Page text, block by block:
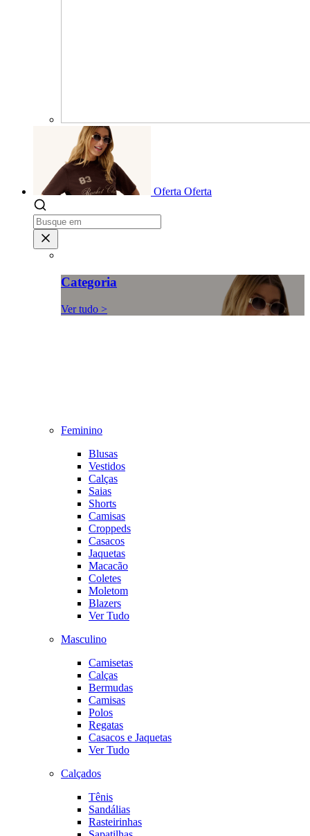
Oferta Oferta
Categoria
Ver tudo >
Feminino
Blusas
Vestidos
Calças
Saias
Shorts
Camisas
Croppeds
Casacos
Jaquetas
Macacão
Coletes
Moletom
Blazers
Ver Tudo
Masculino
Camisetas
Calças
Bermudas
Camisas
Polos
Regatas
Casacos e Jaquetas
Ver Tudo
Calçados
Tênis
Sandálias
Rasteirinhas